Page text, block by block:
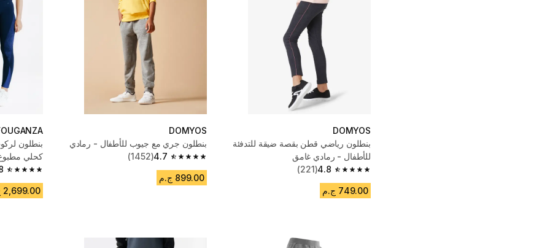
DOMYOS
بنطلون رياضي قطن بقصة ضيقة للتدفئة
للأطفال - رمادي غامق
4.8
4.8 out of 5 stars from 221 reviews
(221)
749.00 ج.م
DOMYOS
بنطلون جري مع جيوب للأطفال - رمادي
4.7
4.7 out of 5 stars from 1452 reviews
(1452)
899.00 ج.م
بنطلون
كحلي
4.8 out of 5 stars from 309 reviews
2,699.00 ج.م